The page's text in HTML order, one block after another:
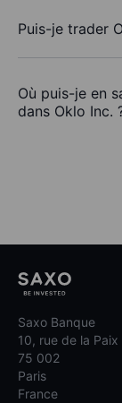
Puis-je trader
Où puis-je en
dans Oklo Inc.
Saxo Banque
10, rue de la Paix
75 002
Paris
France